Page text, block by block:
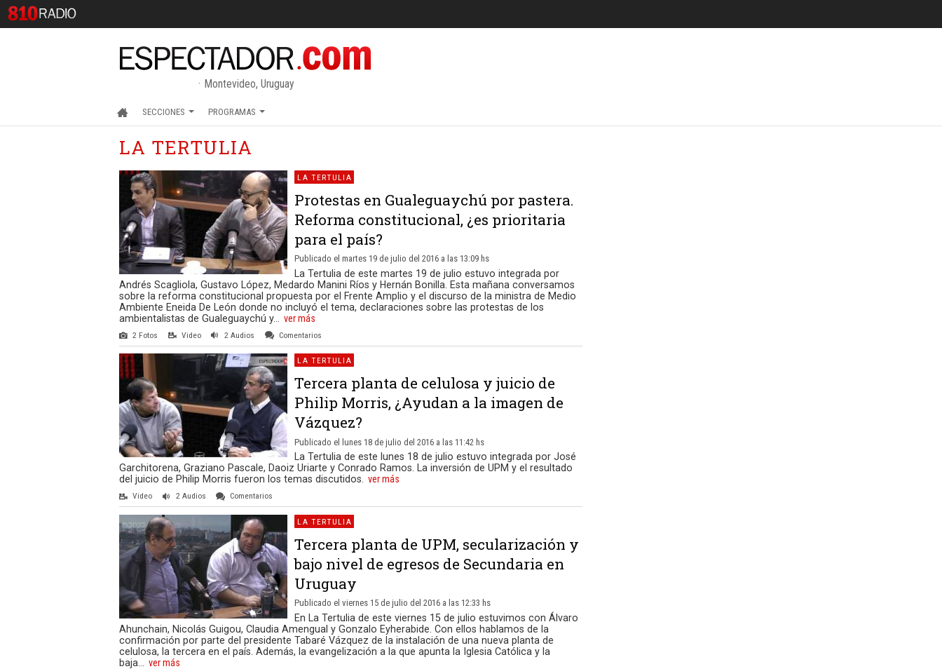
Montevideo, Uruguay
SECCIONES PROGRAMAS
LA TERTULIA
LA TERTULIA
Protestas en Gualeguaychú por pastera.
Reforma constitucional, ¿es prioritaria
para el país?
Publicado el martes 19 de julio del 2016 a las 13:09 hs
La Tertulia de este martes 19 de julio estuvo integrada por
Andrés Scagliola, Gustavo López, Medardo Manini Ríos y Hernán Bonilla. Esta mañana conversamos
sobre la reforma constitucional propuesta por el Frente Amplio y el discurso de la ministra de Medio
Ambiente Eneida De León donde no incluyó el tema, declaraciones sobre las protestas de los
ambientalistas de Gualeguaychú y...
ver más
2 Fotos Video 2 Audios Comentarios
LA TERTULIA
Tercera planta de celulosa y juicio de
Philip Morris, ¿Ayudan a la imagen de
Vázquez?
Publicado el lunes 18 de julio del 2016 a las 11:42 hs
La Tertulia de este lunes 18 de julio estuvo integrada por José
Garchitorena, Graziano Pascale, Daoiz Uriarte y Conrado Ramos. La inversión de UPM y el resultado
del juicio de Philip Morris fueron los temas discutidos. ver más
Video 2 Audios Comentarios
LA TERTULIA
Tercera planta de UPM, secularización y
bajo nivel de egresos de Secundaria en
Uruguay
Publicado el viernes 15 de julio del 2016 a las 12:33 hs
En La Tertulia de este viernes 15 de julio estuvimos con Álvaro
Ahunchain, Nicolás Guigou, Claudia Amengual y Gonzalo Eyherabide. Con ellos hablamos de la
confirmación por parte del presidente Tabaré Vázquez de la instalación de una nueva planta de
celulosa, la tercera en el país. Además, la evangelización a la que apunta la Iglesia Católica y la
baja...
ver más